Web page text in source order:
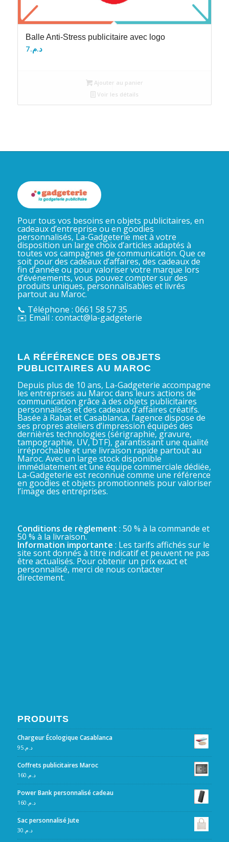
Balle Anti-Stress publicitaire avec logo
د.م.7
Ajouter au panier
Voir les détails
Pour tous vos besoins en objets publicitaires, en
cadeaux d’entreprise ou en goodies
personnalisés, La-Gadgeterie met à votre
disposition un large choix d’articles adaptés à
toutes vos campagnes de communication. Que ce
soit pour des cadeaux d’affaires, des cadeaux de
fin d’année ou pour valoriser votre marque lors
d’événements, vous pouvez compter sur des
produits uniques, personnalisables et livrés
partout au Maroc.
📞 Téléphone : 0661 58 57 35
✉️ Email : contact@la-gadgeterie
LA RÉFÉRENCE DES OBJETS
PUBLICITAIRES AU MAROC
Depuis plus de 10 ans, La-Gadgeterie accompagne
les entreprises au Maroc dans leurs actions de
communication grâce à des objets publicitaires
personnalisés et des cadeaux d’affaires créatifs.
Basée à Rabat et Casablanca, l’agence dispose de
ses propres ateliers d’impression équipés des
dernières technologies (sérigraphie, gravure,
tampographie, UV, DTF), garantissant une qualité
irréprochable et une livraison rapide partout au
Maroc. Avec un large stock disponible
immédiatement et une équipe commerciale dédiée,
La-Gadgeterie est reconnue comme une référence
en goodies et objets promotionnels pour valoriser
l’image des entreprises.
Conditions de règlement : 50 % à la commande et
50 % à la livraison.
Information importante : Les tarifs affichés sur le
site sont donnés à titre indicatif et peuvent ne pas
être actualisés. Pour obtenir un prix exact et
personnalisé, merci de nous contacter
directement.
PRODUITS
Chargeur Écologique Casablanca
د.م.95
Coffrets publicitaires Maroc
د.م.160
Power Bank personnalisé cadeau
د.م.160
Sac personnalisé Jute
د.م.30